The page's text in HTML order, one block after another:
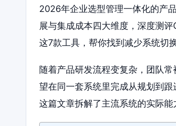
2026年企业选型管理一体化的产
展与集成成本四大维度，深度测
这7款工具，帮你找到减少系统切
随着产品研发流程变复杂，团队
望在同一套系统里完成从规划到
这篇文章拆解了主流系统的实际能